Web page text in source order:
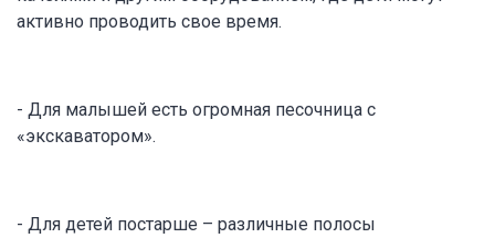
активно проводить свое время.
- Для малышей есть огромная песочница с
«экскаватором».
- Для детей постарше – различные полосы